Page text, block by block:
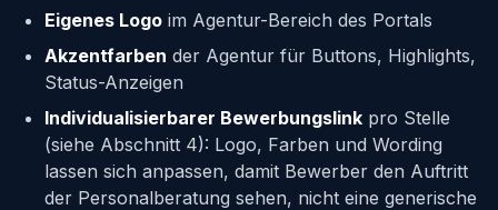
Eigenes Logo im Agentur-Bereich des Portals
Akzentfarben der Agentur für Buttons, Highlights,
Status-Anzeigen
Individualisierbarer Bewerbungslink pro Stelle
(siehe Abschnitt 4): Logo, Farben und Wording
lassen sich anpassen, damit Bewerber den Auftritt
der Personalberatung sehen, nicht eine generische